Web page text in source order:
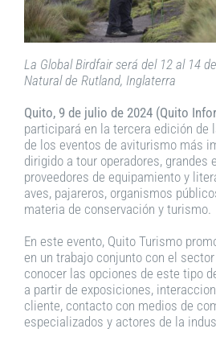
La Global Birdfair será del 12 al 14
Natural de Rutland, Inglaterra
Quito, 9 de julio de 2024 (Quito
participará en la tercera edición de
de los eventos de aviturismo más
dirigido a tour operadores, grandes
proveedores de equipamiento y
aves, pajareros, organismos
materia de conservación y turismo.
En este evento, Quito Turismo
en un trabajo conjunto con el
conocer las opciones de este tipo
a partir de exposiciones,
cliente, contacto con medios de
especializados y actores de la